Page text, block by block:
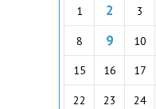
1 2 3
8 9 10
15 16 17
22 23 24